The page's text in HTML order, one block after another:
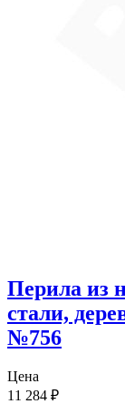
Перила из
стали,
№756
Цена
11 284 ₽